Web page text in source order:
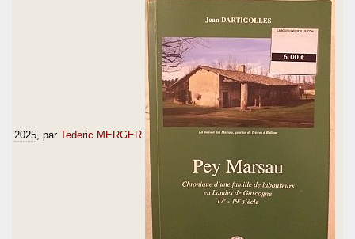
2025 , par Tederic MERGER